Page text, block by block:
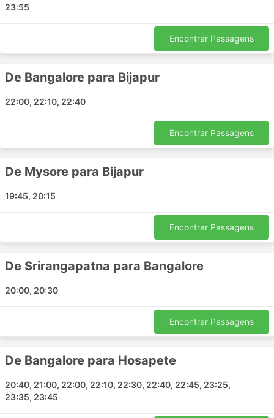
Srirangapattana
Tumakuru
Os ônibus da Arsh Travels percorre várias rotas e aqui
está a lista de algumas das mais populares:
Mysore - Hosapete
Bangalore - Badami
Mysore - Bijapur
Mandya - Bangalore
23:55
Encontrar Passagens
De Bangalore para Bijapur
22:00, 22:10, 22:40
Encontrar Passagens
De Mysore para Bijapur
19:45, 20:15
Encontrar Passagens
De Srirangapatna para Bangalore
20:00, 20:30
Encontrar Passagens
De Bangalore para Hosapete
20:40, 21:00, 22:00, 22:10, 22:30, 22:40, 22:45, 23:25,
23:35, 23:45